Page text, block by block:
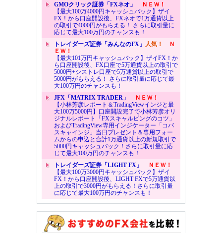
GMOクリック証券「FXネオ」
ＮＥＷ！
【最大100万4000円キャッシュバック】ザイ
FX！から口座開設後、FXネオで1万通貨以上
の取引で4000円がもらえる！ さらに取引量に
応じて最大100万円のチャンスも！
トレイダーズ証券「みんなのFX」 人気！
Ｎ
ＥＷ！
【最大101万円キャッシュバック】ザイFX！か
ら口座開設後、FX口座で5万通貨以上の取引で
5000円+シストレ口座で5万通貨以上の取引で
5000円がもらえる！ さらに取引量に応じて最
大100万円のチャンスも！
JFX「MATRIX TRADER」
ＮＥＷ！
【小林芳彦レポート＆TradingViewインジと最
大100万5000円】口座開設完了で小林芳彦オリ
ジナルレポート「FXスキャルピングのコツ」
およびTradingView専用インジケーター「コバ
スキャインジ」当日プレゼント＆専用フォー
ムからの申込と合計1万通貨以上の新規取引で
5000円キャッシュバック！さらに取引量に応
じて最大100万円のチャンスも！
トレイダーズ証券「LIGHT FX」
ＮＥＷ！
【最大100万3000円キャッシュバック】ザイ
FX！から口座開設後、LIGHT FXで5万通貨以
上の取引で3000円がもらえる！さらに取引量
に応じて最大100万円のチャンスも！